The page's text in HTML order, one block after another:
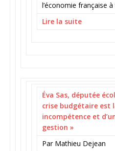
l’économie française
Lire la suite
Éva Sas, députée
crise budgétaire est
incompétence et
gestion »
Par Mathieu Dejean